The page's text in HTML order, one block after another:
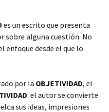
es un escrito que presenta
sobre alguna cuestión. No
desde el que lo
por la OBJETIVIDAD, el
: el autor se convierte
sus ideas, impresiones